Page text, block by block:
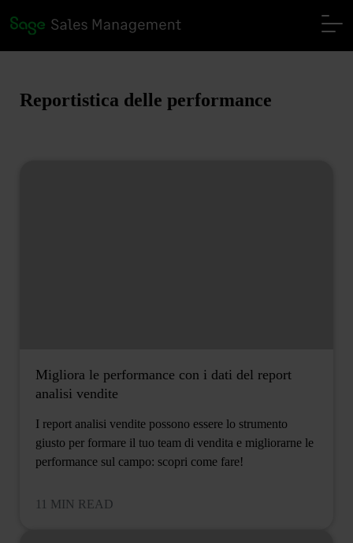
Reportistica delle performance
Migliora le performance con i dati del report
analisi vendite
I report analisi vendite possono essere lo strumento
giusto per formare il tuo team di vendita e migliorarne le
performance sul campo: scopri come fare!
11 MIN READ